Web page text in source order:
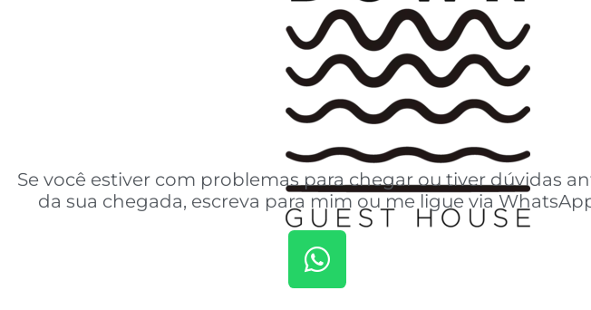
Se você estiver com problemas para chegar ou tiver dúvidas
da sua chegada, escreva para mim ou me ligue via